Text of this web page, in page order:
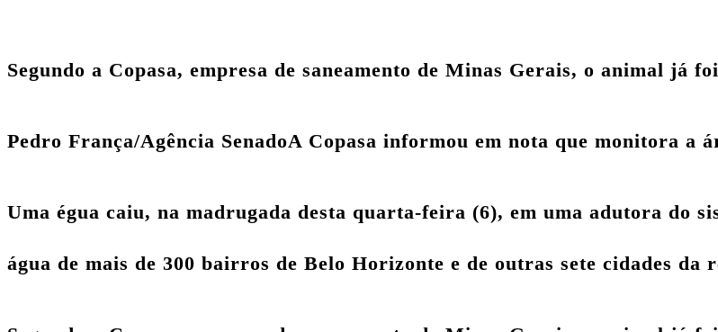
Segundo a Copasa, empresa de saneamento de Minas Gerais, o animal já
Pedro França/Agência SenadoA Copasa informou em nota que monitora a
Uma égua caiu, na madrugada desta quarta-feira (6), em uma adutora do
água de mais de 300 bairros de Belo Horizonte e de outras sete cidades